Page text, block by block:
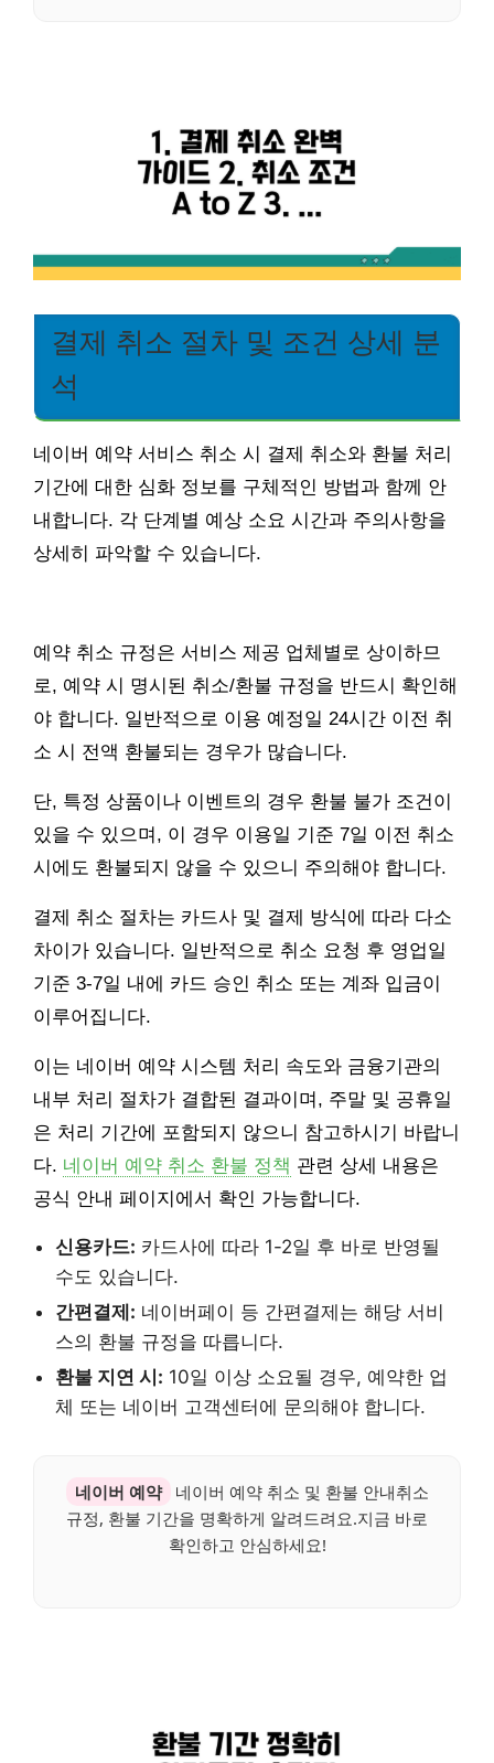
결제 취소 절차 및 조건 상세 분
석
네이버 예약 서비스 취소 시 결제 취소와 환불 처리
기간에 대한 심화 정보를 구체적인 방법과 함께 안
내합니다. 각 단계별 예상 소요 시간과 주의사항을
상세히 파악할 수 있습니다.
예약 취소 규정은 서비스 제공 업체별로 상이하므
로, 예약 시 명시된 취소/환불 규정을 반드시 확인해
야 합니다. 일반적으로 이용 예정일 24시간 이전 취
소 시 전액 환불되는 경우가 많습니다.
단, 특정 상품이나 이벤트의 경우 환불 불가 조건이
있을 수 있으며, 이 경우 이용일 기준 7일 이전 취소
시에도 환불되지 않을 수 있으니 주의해야 합니다.
결제 취소 절차는 카드사 및 결제 방식에 따라 다소
차이가 있습니다. 일반적으로 취소 요청 후 영업일
기준 3-7일 내에 카드 승인 취소 또는 계좌 입금이
이루어집니다.
이는 네이버 예약 시스템 처리 속도와 금융기관의
내부 처리 절차가 결합된 결과이며, 주말 및 공휴일
은 처리 기간에 포함되지 않으니 참고하시기 바랍니
다. 네이버 예약 취소 환불 정책 관련 상세 내용은
공식 안내 페이지에서 확인 가능합니다.
신용카드: 카드사에 따라 1-2일 후 바로 반영될
수도 있습니다.
간편결제: 네이버페이 등 간편결제는 해당 서비
스의 환불 규정을 따릅니다.
환불 지연 시: 10일 이상 소요될 경우, 예약한 업
체 또는 네이버 고객센터에 문의해야 합니다.
네이버 예약
네이버 예약 취소 및 환불 안내취소
규정, 환불 기간을 명확하게 알려드려요.지금 바로
확인하고 안심하세요!